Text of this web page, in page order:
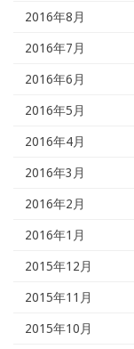
2016年8月
2016年7月
2016年6月
2016年5月
2016年4月
2016年3月
2016年2月
2016年1月
2015年12月
2015年11月
2015年10月